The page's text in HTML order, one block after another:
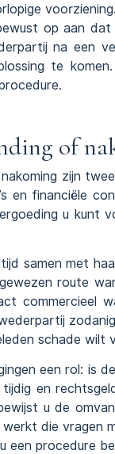
voorziening
op aan
na een
te
of
zijn
en financiële
u kunt
samen met
route
commercieel
schade wilt
een rol: is
en
u de
die vragen
een procedure